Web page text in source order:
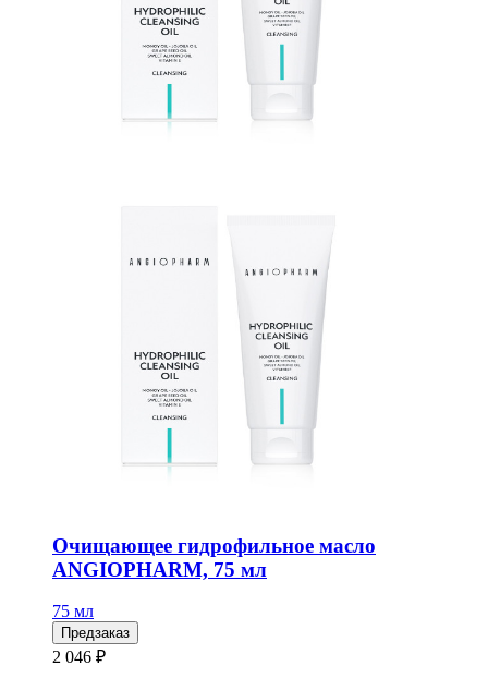
Очищающее гидрофильное масло
ANGIOPHARM, 75 мл
75 мл
Предзаказ
2 046 ₽